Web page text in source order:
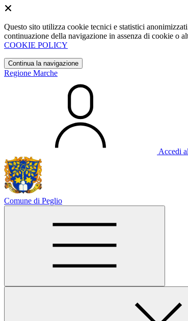
Questo sito utilizza cookie tecnici e statistici
continuazione della navigazione in assenza di cookie o
COOKIE POLICY
Continua la navigazione
Regione Marche
Accedi
Comune di Peglio